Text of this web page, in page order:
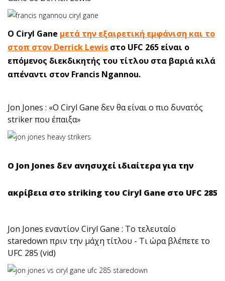
O Ciryl Gane μετά την εξαιρετική εμφάνιση και το
στοπ στον Derrick Lewis στο UFC 265 είναι ο
επόμενος διεκδικητής του τίτλου στα βαριά κιλά
απέναντι στον Francis Ngannou.
Jon Jones : «Ο Ciryl Gane δεν θα είναι ο πιο δυνατός
striker που έπαιξα»
O Jon Jones δεν ανησυχεί ιδιαίτερα για την
ακρίβεια στο striking του Ciryl Gane στο UFC 285
Jon Jones εναντίον Ciryl Gane : Το τελευταίο
staredown πριν την μάχη τίτλου - Τι ώρα βλέπετε το
UFC 285 (vid)